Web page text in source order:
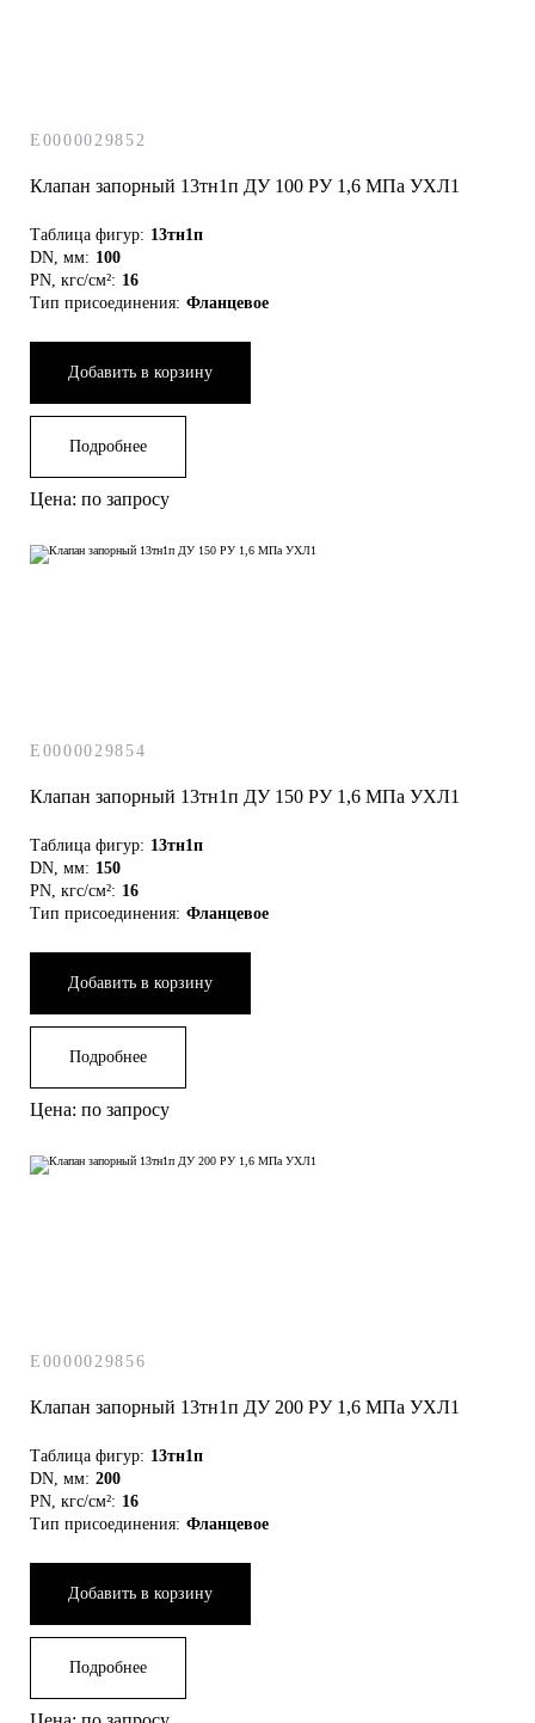
E0000029852
Клапан запорный 13тн1п ДУ 100 РУ 1,6 МПа УХЛ1
Таблица фигур: 13тн1п
DN, мм: 100
PN, кгс/см²: 16
Тип присоединения: Фланцевое
Добавить в корзину
Подробнее
Цена: по запросу
E0000029854
Клапан запорный 13тн1п ДУ 150 РУ 1,6 МПа УХЛ1
Таблица фигур: 13тн1п
DN, мм: 150
PN, кгс/см²: 16
Тип присоединения: Фланцевое
Добавить в корзину
Подробнее
Цена: по запросу
E0000029856
Клапан запорный 13тн1п ДУ 200 РУ 1,6 МПа УХЛ1
Таблица фигур: 13тн1п
DN, мм: 200
PN, кгс/см²: 16
Тип присоединения: Фланцевое
Добавить в корзину
Подробнее